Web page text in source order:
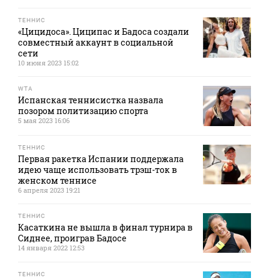
ТЕННИС
«Цицидоса». Циципас и Бадоса создали
совместный аккаунт в социальной
сети
10 июня 2023 15:02
WTA
Испанская теннисистка назвала
позором политизацию спорта
5 мая 2023 16:06
ТЕННИС
Первая ракетка Испании поддержала
идею чаще использовать трэш-ток в
женском теннисе
6 апреля 2023 19:21
ТЕННИС
Касаткина не вышла в финал турнира в
Сиднее, проиграв Бадосе
14 января 2022 12:53
ТЕННИС